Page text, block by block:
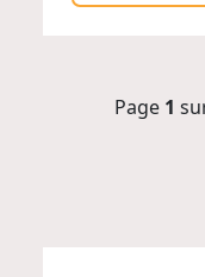
Page 1